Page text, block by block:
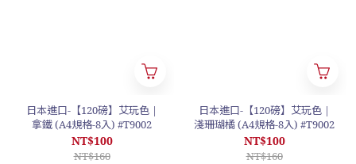
日本進口-【120磅】艾玩色 |
拿鐵 (A4規格-8入) #T9002
NT$100
NT$160
日本進口-【120磅】艾玩色 |
淺珊瑚橘 (A4規格-8入) #T9002
NT$100
NT$160